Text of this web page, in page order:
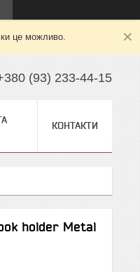
це можливо.
(93) 233-44-15
КОНТАКТИ
holder Metal